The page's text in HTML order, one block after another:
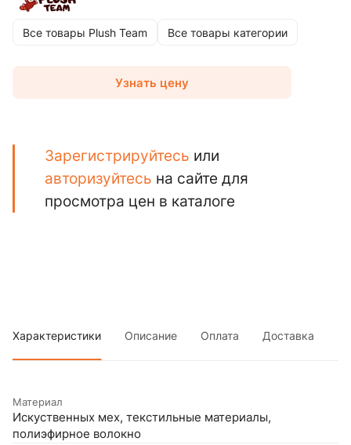
Все товары Plush Team Все товары категории
Узнать цену
Зарегистрируйтесь или
авторизуйтесь на сайте для
просмотра цен в каталоге
Характеристики Описание Оплата Доставка
Материал
Искуственных мех, текстильные материалы,
полиэфирное волокно